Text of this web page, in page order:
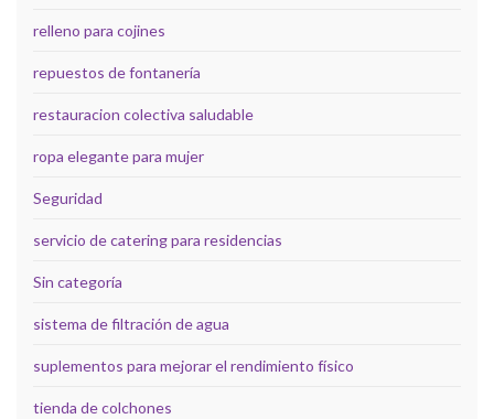
relleno para cojines
repuestos de fontanería
restauracion colectiva saludable
ropa elegante para mujer
Seguridad
servicio de catering para residencias
Sin categoría
sistema de filtración de agua
suplementos para mejorar el rendimiento físico
tienda de colchones